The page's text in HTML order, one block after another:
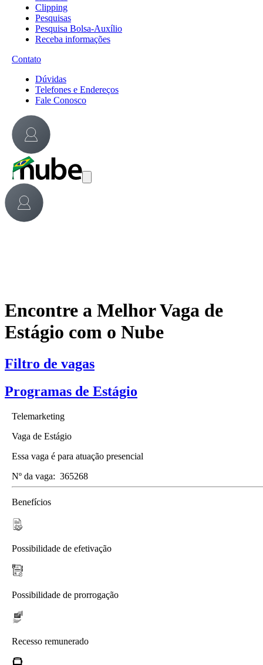
Clipping
Pesquisas
Pesquisa Bolsa-Auxílio
Receba informações
Contato
Dúvidas
Telefones e Endereços
Fale Conosco
Encontre a Melhor Vaga de
Estágio com o Nube
Filtro de vagas
Programas de Estágio
Telemarketing
Vaga de Estágio
Essa vaga é para atuação presencial
Nº da vaga: 365268
Benefícios
Possibilidade de efetivação
Possibilidade de prorrogação
Recesso remunerado